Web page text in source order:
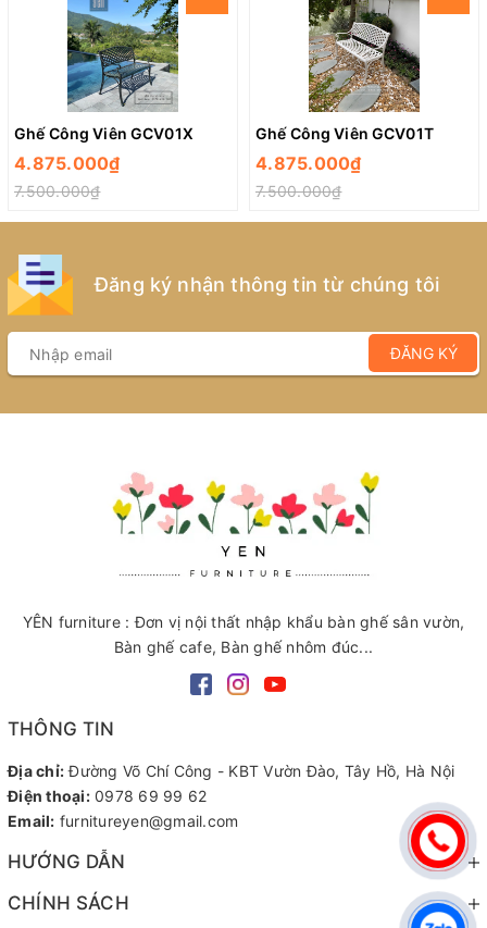
Ghế Công Viên GCV01X
4.875.000₫
7.500.000₫
Ghế Công Viên GCV01T
4.875.000₫
7.500.000₫
Đăng ký nhận thông tin từ chúng tôi
ĐĂNG KÝ
YÊN furniture : Đơn vị nội thất nhập khẩu bàn ghế sân vườn,
Bàn ghế cafe, Bàn ghế nhôm đúc...
THÔNG TIN
Địa chỉ: Đường Võ Chí Công - KBT Vườn Đào, Tây Hồ, Hà Nội
Điện thoại: 0978 69 99 62
Email: furnitureyen@gmail.com
HƯỚNG DẪN
CHÍNH SÁCH